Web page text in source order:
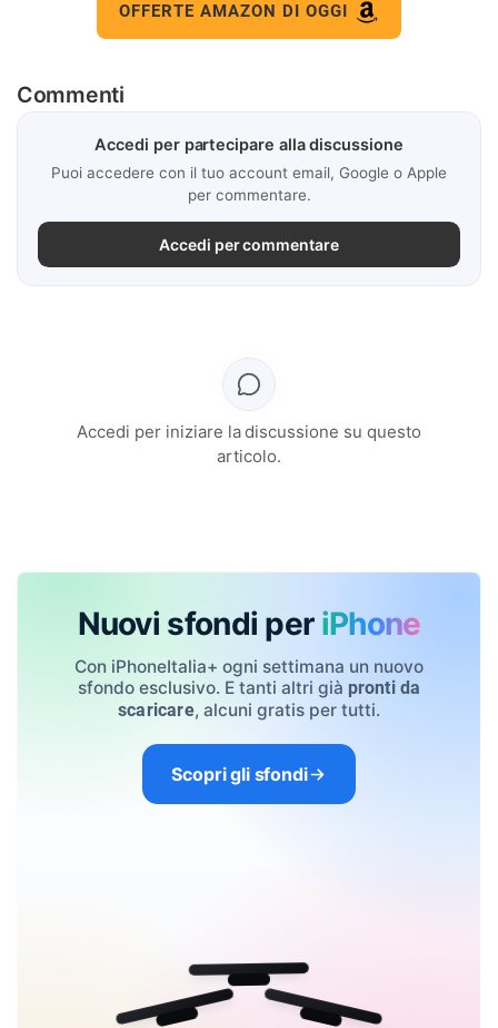
OFFERTE AMAZON DI OGGI
Commenti
Accedi per partecipare alla discussione
Puoi accedere con il tuo account email, Google o Apple
per commentare.
Accedi per commentare
Accedi per iniziare la discussione su questo
articolo.
Nuovi sfondi per iPhone
Con iPhoneItalia+ ogni settimana un nuovo
sfondo esclusivo. E tanti altri già pronti da
scaricare, alcuni gratis per tutti.
Scopri gli sfondi